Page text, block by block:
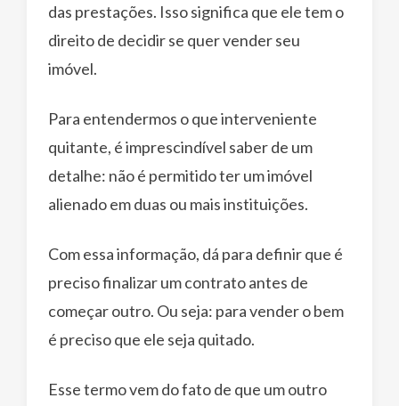
das prestações. Isso significa que ele tem o
direito de decidir se quer vender seu
imóvel.
Para entendermos o que interveniente
quitante, é imprescindível saber de um
detalhe: não é permitido ter um imóvel
alienado em duas ou mais instituições.
Com essa informação, dá para definir que é
preciso finalizar um contrato antes de
começar outro. Ou seja: para vender o bem
é preciso que ele seja quitado.
Esse termo vem do fato de que um outro